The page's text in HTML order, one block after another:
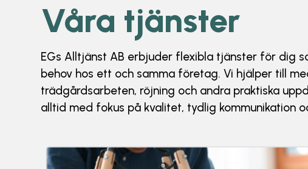
Våra tjänster
EGs Alltjänst AB erbjuder flexibla tjänster för dig
behov hos ett och samma företag. Vi hjälper till
trädgårdsarbeten, röjning och andra praktiska
alltid med fokus på kvalitet, tydlig kommunikation